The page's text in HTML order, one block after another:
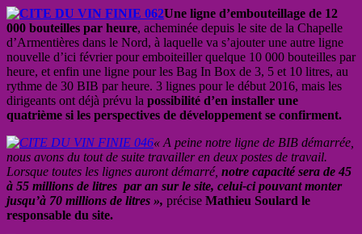
Une ligne d’embouteillage de 12
000 bouteilles par heure, acheminée depuis le site de la Chapelle
d’Armentières dans le Nord, à laquelle va s’ajouter une autre ligne
nouvelle d’ici février pour emboiteiller quelque 10 000 bouteilles par
heure, et enfin une ligne pour les Bag In Box de 3, 5 et 10 litres, au
rythme de 30 BIB par heure. 3 lignes pour le début 2016, mais les
dirigeants ont déjà prévu la possibilité d’en installer une
quatrième si les perspectives de développement se confirment.
« A peine notre ligne de BIB démarrée,
nous avons du tout de suite travailler en deux postes de travail.
Lorsque toutes les lignes auront démarré, notre capacité sera de 45
à 55 millions de litres par an sur le site, celui-ci pouvant monter
jusqu’à 70 millions de litres », précise Mathieu Soulard le
responsable du site.